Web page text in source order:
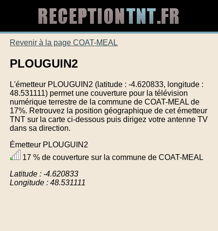
Revenir à la page COAT-MEAL
PLOUGUIN2
L'émetteur PLOUGUIN2 (latitude : -4.620833, longitude :
48.531111) permet une couverture pour la télévision
numérique terrestre de la commune de COAT-MEAL de
17%. Retrouvez la position géographique de cet émetteur
TNT sur la carte ci-dessous puis dirigez votre antenne TV
dans sa direction.
Émetteur PLOUGUIN2
17 % de couverture sur la commune de COAT-MEAL
Latitude : -4.620833
Longitude : 48.531111